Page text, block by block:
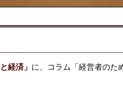
経済」 に、コラム「経営者のた